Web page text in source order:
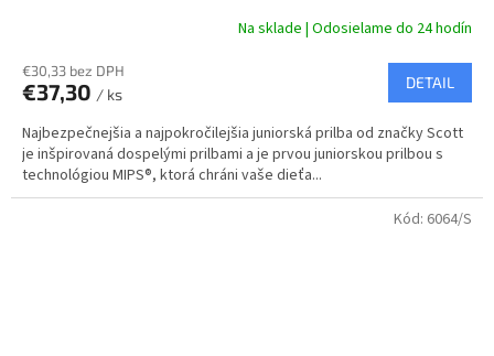
Na sklade | Odosielame do 24 hodín
€30,33 bez DPH
€37,30 / ks
DETAIL
Najbezpečnejšia a najpokročilejšia juniorská prilba od značky Scott
je inšpirovaná dospelými prilbami a je prvou juniorskou prilbou s
technológiou MIPS®, ktorá chráni vaše dieťa...
Kód: 6064/S